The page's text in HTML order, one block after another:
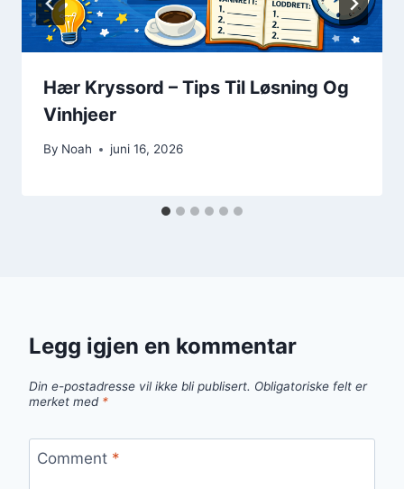
Hær Kryssord – Tips Til Løsning Og
Vinhjeer
By Noah juni 16, 2026
Legg igjen en kommentar
Din e-postadresse vil ikke bli publisert. Obligatoriske felt er
merket med *
Comment *